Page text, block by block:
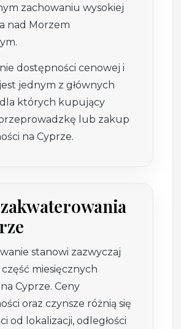
zachowaniu wysokiej
nad Morzem
dostępności cenowej i
jednym z głównych
których kupujący
lub zakup
na Cyprze.
stanowi zazwyczaj
miesięcznych
Cyprze. Ceny
oraz czynsze różnią się
od lokalizacji, odległości